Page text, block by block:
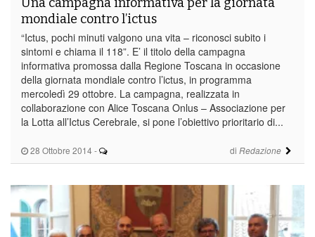
28 Ottobre 2014 - di Redazione
mondiale contro l’ictus
“Ictus, pochi minuti valgono una vita – riconosci subito i
sintomi e chiama il 118”. E’ il titolo della campagna
informativa promossa dalla Regione Toscana in occasione
della giornata mondiale contro l’ictus, in programma
mercoledì 29 ottobre. La campagna, realizzata in
collaborazione con Alice Toscana Onlus – Associazione per
la Lotta all’Ictus Cerebrale, si pone l’obiettivo prioritario di...